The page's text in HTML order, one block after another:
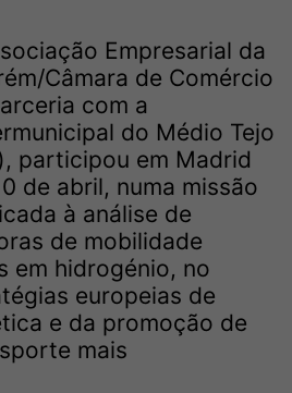
Empresarial da
Câmara de Comércio
com a
do Médio Tejo
participou em Madrid
de abril, numa missão
à análise de
de mobilidade
em hidrogénio, no
europeias de
e da promoção de
mais